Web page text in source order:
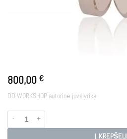
800,00 €
DD WORKSHOP autorinė juvelyrika.
produkto kiekis: WR - THREE
Į KREPŠELĮ